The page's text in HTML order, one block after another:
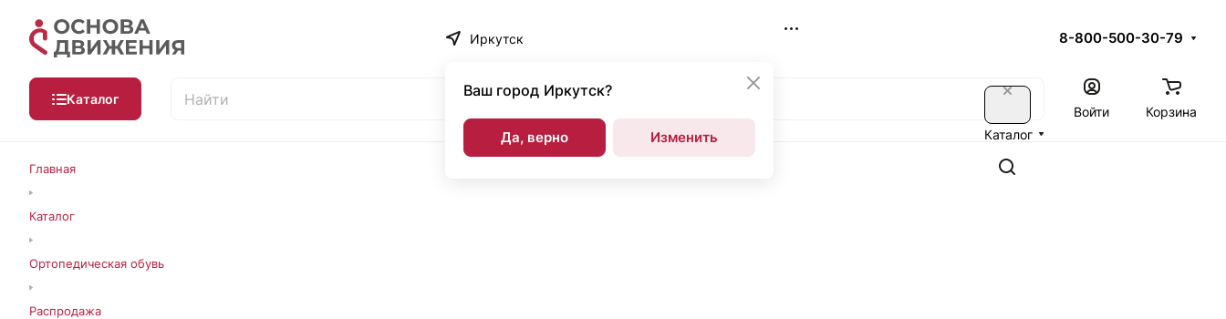
Иркутск
Ваш город Иркутск?
Да, верно Изменить
8-800-500-30-79
Каталог
Каталог
Войти Корзина
Главная
Каталог
Ортопедическая обувь
Распродажа